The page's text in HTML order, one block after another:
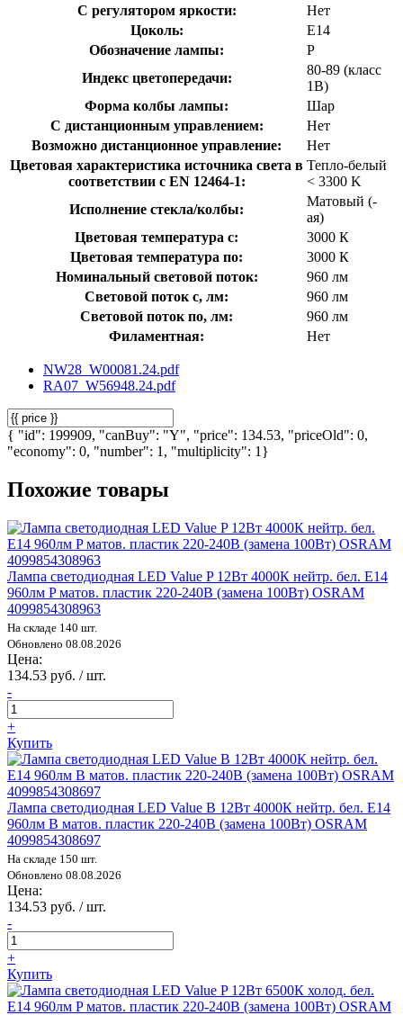
С регулятором яркости:
Нет
Цоколь:
E14
Обозначение лампы:
P
Индекс цветопередачи:
80-89 (класс
1В)
Форма колбы лампы:
Шар
С дистанционным управлением:
Нет
Возможно дистанционное управление:
Нет
Цветовая характеристика источника света в
соответствии с EN 12464-1:
Тепло-белый
< 3300 K
Исполнение стекла/колбы:
Матовый (-
ая)
Цветовая температура с:
3000 К
Цветовая температура по:
3000 К
Номинальный световой поток:
960 лм
Световой поток с, лм:
960 лм
Световой поток по, лм:
960 лм
Филаментная:
Нет
NW28_W00081.24.pdf
RA07_W56948.24.pdf
{ "id": 199909, "canBuy": "Y", "price": 134.53, "priceOld": 0,
"economy": 0, "number": 1, "multiplicity": 1}
Похожие товары
Лампа светодиодная LED Value P 12Вт 4000К нейтр. бел. E14
960лм P матов. пластик 220-240В (замена 100Вт) OSRAM
4099854308963
На складе 140 шт.
Обновлено 08.08.2026
Цена:
134.53 руб. / шт.
-
+
Купить
Лампа светодиодная LED Value B 12Вт 4000К нейтр. бел. E14
960лм B матов. пластик 220-240В (замена 100Вт) OSRAM
4099854308697
На складе 150 шт.
Обновлено 08.08.2026
Цена:
134.53 руб. / шт.
-
+
Купить